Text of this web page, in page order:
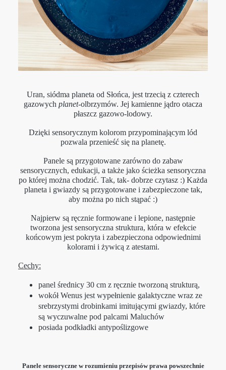
Uran, siódma planeta od Słońca, jest trzecią z czterech
gazowych planet-olbrzymów. Jej kamienne jądro otacza
płaszcz gazowo-lodowy.
Dzięki sensorycznym kolorom przypominającym lód
pozwala przenieść się na planetę.
Panele są przygotowane zarówno do zabaw
sensorycznych, edukacji, a także jako ścieżka sensoryczna
po której można chodzić. Tak, tak- dobrze czytasz :) Każda
planeta i gwiazdy są przygotowane i zabezpieczone tak,
aby można po nich stąpać :)
Najpierw są ręcznie formowane i lepione, następnie
tworzona jest sensoryczna struktura, która w efekcie
końcowym jest pokryta i zabezpieczona odpowiednimi
kolorami i żywicą z atestami.
Cechy:
panel średnicy 30 cm z ręcznie tworzoną strukturą,
wokół Wenus jest wypełnienie galaktyczne wraz ze
srebrzystymi drobinkami imitującymi gwiazdy, które
są wyczuwalne pod palcami Maluchów
posiada podkładki antypoślizgowe
Panele sensoryczne w rozumieniu przepisów prawa powszechnie